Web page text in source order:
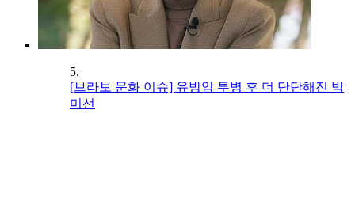
5.
[브라보 문화 이슈] 유방암 투병 후 더 단단해진 박
미선